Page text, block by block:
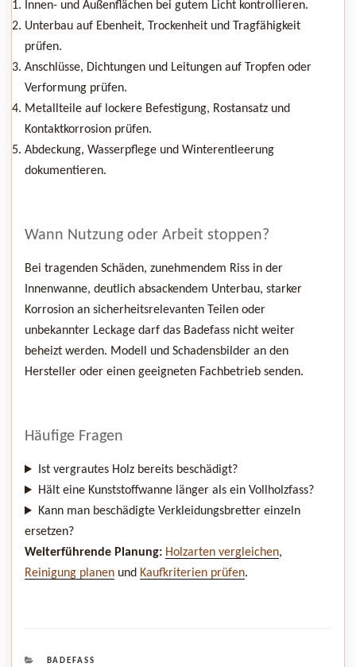
Innen- und Außenflächen bei gutem Licht kontrollieren.
Unterbau auf Ebenheit, Trockenheit und Tragfähigkeit
prüfen.
Anschlüsse, Dichtungen und Leitungen auf Tropfen oder
Verformung prüfen.
Metallteile auf lockere Befestigung, Rostansatz und
Kontaktkorrosion prüfen.
Abdeckung, Wasserpflege und Winterentleerung
dokumentieren.
Wann Nutzung oder Arbeit stoppen?
Bei tragenden Schäden, zunehmendem Riss in der
Innenwanne, deutlich absackendem Unterbau, starker
Korrosion an sicherheitsrelevanten Teilen oder
unbekannter Leckage darf das Badefass nicht weiter
beheizt werden. Modell und Schadensbilder an den
Hersteller oder einen geeigneten Fachbetrieb senden.
Häufige Fragen
Ist vergrautes Holz bereits beschädigt?
Hält eine Kunststoffwanne länger als ein Vollholzfass?
Kann man beschädigte Verkleidungsbretter einzeln
ersetzen?
Weiterführende Planung: Holzarten vergleichen,
Reinigung planen und Kaufkriterien prüfen.
KATEGORIEN
BADEFASS